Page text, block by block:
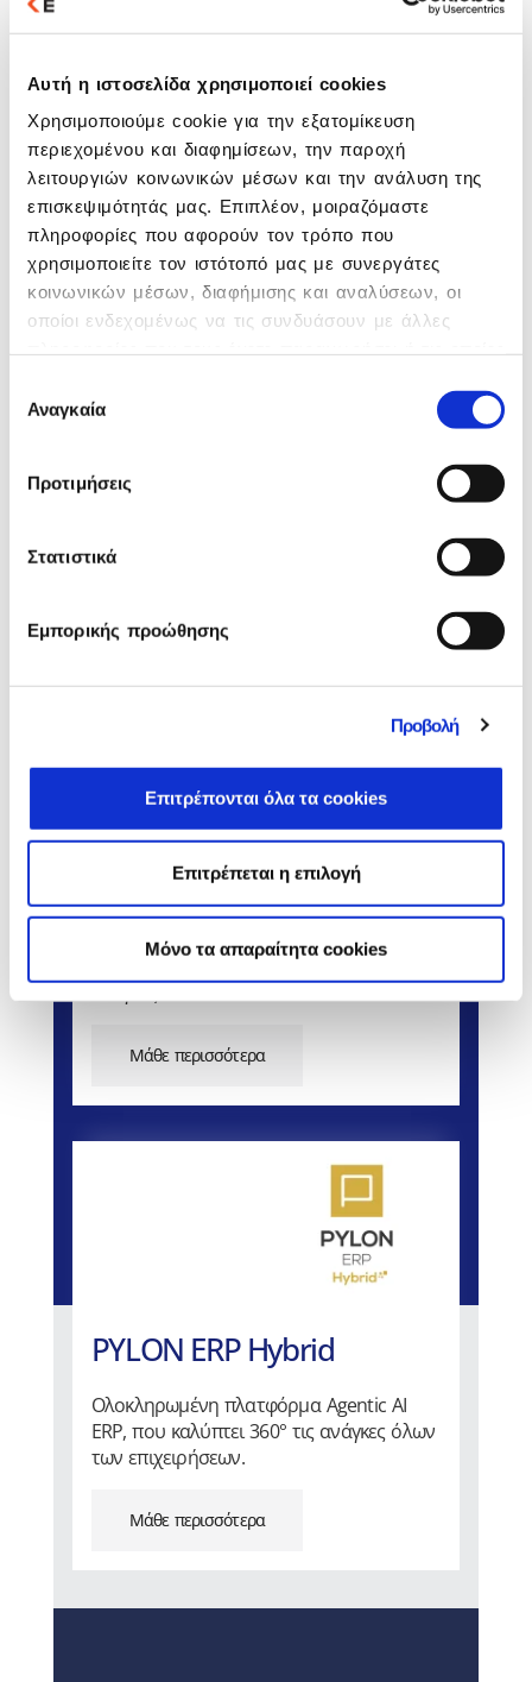
Αυτή η ιστοσελίδα χρησιμοποιεί cookies
Χρησιμοποιούμε cookie για την εξατομίκευση
περιεχομένου και διαφημίσεων, την παροχή
λειτουργιών κοινωνικών μέσων και την ανάλυση της
επισκεψιμότητάς μας. Επιπλέον, μοιραζόμαστε
πληροφορίες που αφορούν τον τρόπο που
χρησιμοποιείτε τον ιστότοπό μας με συνεργάτες
κοινωνικών μέσων, διαφήμισης και αναλύσεων, οι
οποίοι ενδεχομένως να τις συνδυάσουν με άλλες
χρήση των υπηρεσιών τους.
συγκατάθεσης
Αναγκαία
Προτιμήσεις
Στατιστικά
Εμπορικής προώθησης
Προβολή
Επιτρέπονται όλα τα cookies
Επιτρέπεται η επιλογή
Mόνο τα απαραίτητα cookies
των επιχειρήσεων και τις λογιστικές
την δυνατότητα παρακολούθησης του
Φορολογικού Μηχανισμού, συνδέεται με την
πλατφόρμα Skrourtz & έχει την δυνατότητα
αποστολής μηνυμάτων για προωθητικές
ενέργειες.
Πλεονεκτήματα
Αναβάθμισε τον τρόπο λειτουργίας της
επιχείρησής σου! Απόκτησε μοναδικά
ανταγωνιστικά πλεονεκτήματα που σε οδηγούν
Σχετικά Προϊόντα
Hyper.Axion Λογιστική
Η εφαρμογή για λογιστές και λογιστικά
γραφεία που μπορεί να καλύψει όλες τις
Μάθε περισσότερα
PYLON ERP Hybrid
Ολοκληρωμένη πλατφόρμα Agentic AI
ERP, που καλύπτει 360° τις ανάγκες όλων
των επιχειρήσεων.
Μάθε περισσότερα